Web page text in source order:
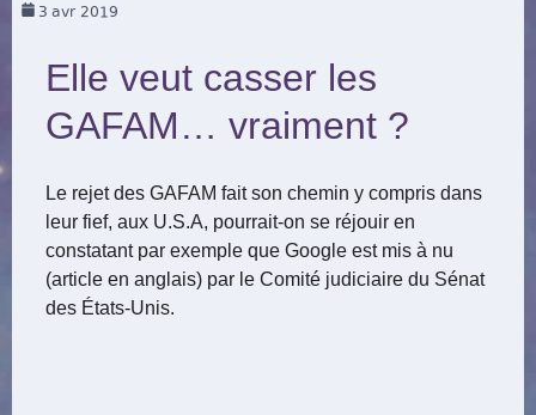
3 avr 2019
Elle veut casser les
GAFAM… vraiment ?
Le rejet des GAFAM fait son chemin y compris dans
leur fief, aux U.S.A, pourrait-on se réjouir en
constatant par exemple que Google est mis à nu
(article en anglais) par le Comité judiciaire du Sénat
des États-Unis.